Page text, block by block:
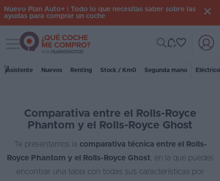
Iniciar
Coches
nuevos
Renting
Suscripción
Nuevo Plan Auto+ | Todo lo que necesitas saber sobre las
ayudas para comprar un coche
Toggle navigation
Asistente Nuevos Renting Stock / Km0 Segunda mano
Comparativa entre el Rolls-Royce
Phantom y el Rolls-Royce Ghost
Te presentamos la comparativa técnica entre el Rolls-
Royce Phantom y el Rolls-Royce Ghost, en la que puedes
encontrar una tabla con todas sus características por